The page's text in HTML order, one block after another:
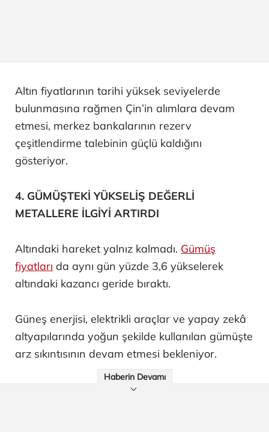
Altın fiyatlarının tarihi yüksek seviyelerde
bulunmasına rağmen Çin’in alımlara devam
etmesi, merkez bankalarının rezerv
çeşitlendirme talebinin güçlü kaldığını
gösteriyor.
4. GÜMÜŞTEKİ YÜKSELİŞ DEĞERLİ
METALLERE İLGİYİ ARTIRDI
Altındaki hareket yalnız kalmadı. Gümüş
fiyatları da aynı gün yüzde 3,6 yükselerek
altındaki kazancı geride bıraktı.
Güneş enerjisi, elektrikli araçlar ve yapay zekâ
altyapılarında yoğun şekilde kullanılan gümüşte
arz sıkıntısının devam etmesi bekleniyor.
Haberin Devamı